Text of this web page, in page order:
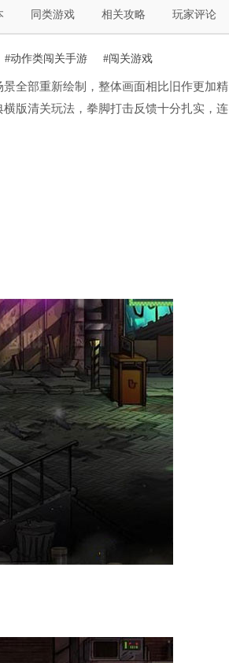
同类游戏 相关攻略 玩家评论
#动作类闯关手游 #闯关游戏
全部重新绘制，整体画面相比旧作更加精
版清关玩法，拳脚打击反馈十分扎实，连